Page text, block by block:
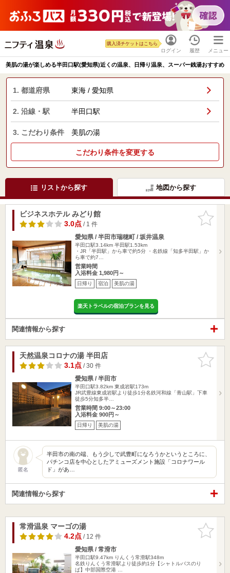
ログイン
購入済チケットはこちら
履歴 メニュー
美肌の湯が楽しめる半田口駅(愛知県)近くの温泉、日帰り温泉、スーパー銭湯おすすめ
1. 都道府県 東海 / 愛知県
2. 沿線・駅 半田口駅
3. こだわり条件 美肌の湯
こだわり条件を変更する
リストから探す 地図から探す
お気に入
りに追加
ビジネスホテル みどり館
3.0点/ 1 件
愛知県 / 半田市瑞穂町 / 坂井温泉
半田口駅3.14km 半田駅1.53km
・JR「半田駅」から車で約5分 ・名鉄線「知多半田駅」か
ら車で約7…
営業時間
入浴料金 1,980円～
日帰り 宿泊 美肌の湯
楽天トラベルの宿泊プランを見る
関連情報から探す
お気に入
りに追加
天然温泉コロナの湯 半田店
3.1点/ 30 件
愛知県 / 半田市
半田口駅3.82km 東成岩駅173m
JR武豊線東成岩駅より徒歩1分名鉄河和線「青山駅」下車
徒歩5分知多半…
営業時間 9:00～23:00
入浴料金 900円～
日帰り 美肌の湯
匿名
半田市の南の端、もう少しで武豊町になろうかというところに、
パチンコ店を中心としたアミューズメント施設「コロナワール
ド」があ…
関連情報から探す
お気に入
りに追加
常滑温泉 マーゴの湯
4.2点/ 12 件
愛知県 / 常滑市
半田口駅9.47km りんくう常滑駅348m
名鉄りんくう常滑駅より徒歩約1分【シャトルバスのり
ば】中部国際空港 …